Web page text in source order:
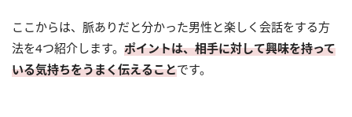
ここからは、脈ありだと分かった男性と楽しく会話をする方
法を4つ紹介します。 ポイントは、相手に対して興味を持って
いる気持ちをうまく伝えることです。